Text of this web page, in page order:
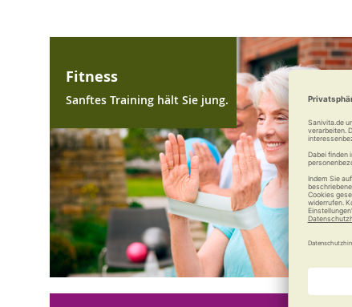
Fitness
Sanftes Training hält Sie jung.